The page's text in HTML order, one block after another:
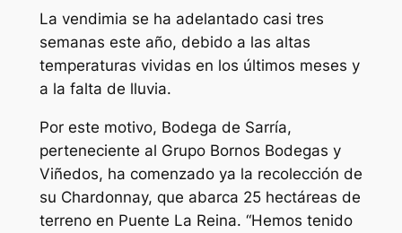
La vendimia se ha adelantado casi tres
semanas este año, debido a las altas
temperaturas vividas en los últimos meses y
a la falta de lluvia.
Por este motivo, Bodega de Sarría,
perteneciente al Grupo Bornos Bodegas y
Viñedos, ha comenzado ya la recolección de
su Chardonnay, que abarca 25 hectáreas de
terreno en Puente La Reina. “Hemos tenido